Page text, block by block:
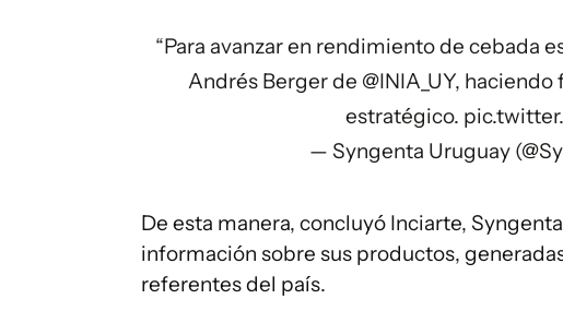
“Para avanzar en rendimiento de cebada
Andrés Berger de @INIA_UY, haciendo
estratégico.
— Syngenta Uruguay
De esta manera, concluyó Inciarte,
información sobre sus productos,
referentes del país.